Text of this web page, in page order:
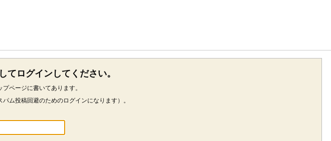
てログインしてください。
ページに書いてあります。
ム投稿回避のためのログインになります）。